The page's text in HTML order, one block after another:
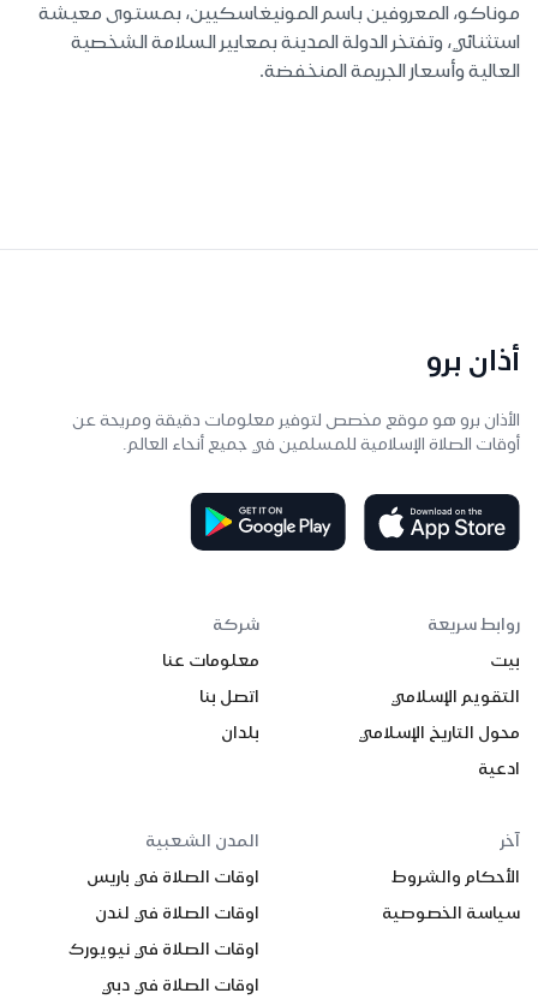
موناكو، المعروفين باسم المونيغاسكيين، بمستوى معيشة
استثنائي، وتفتخر الدولة المدينة بمعايير السلامة الشخصية
العالية وأسعار الجريمة المنخفضة.
أذان برو
الأذان برو هو موقع مخصص لتوفير معلومات دقيقة ومريحة عن
أوقات الصلاة الإسلامية للمسلمين في جميع أنحاء العالم.
روابط سريعة
بيت
التقويم الإسلامي
محول التاريخ الإسلامي
ادعية
شركة
معلومات عنا
اتصل بنا
بلدان
آخر
الأحكام والشروط
سياسة الخصوصية
المدن الشعبية
اوقات الصلاة في باريس
اوقات الصلاة في لندن
اوقات الصلاة في نيويورك
اوقات الصلاة في دبي